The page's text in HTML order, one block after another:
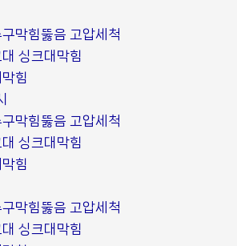
구막힘뚫음 고압세척
싱크대막힘
힘
구막힘뚫음 고압세척
싱크대막힘
힘
구막힘뚫음 고압세척
싱크대막힘